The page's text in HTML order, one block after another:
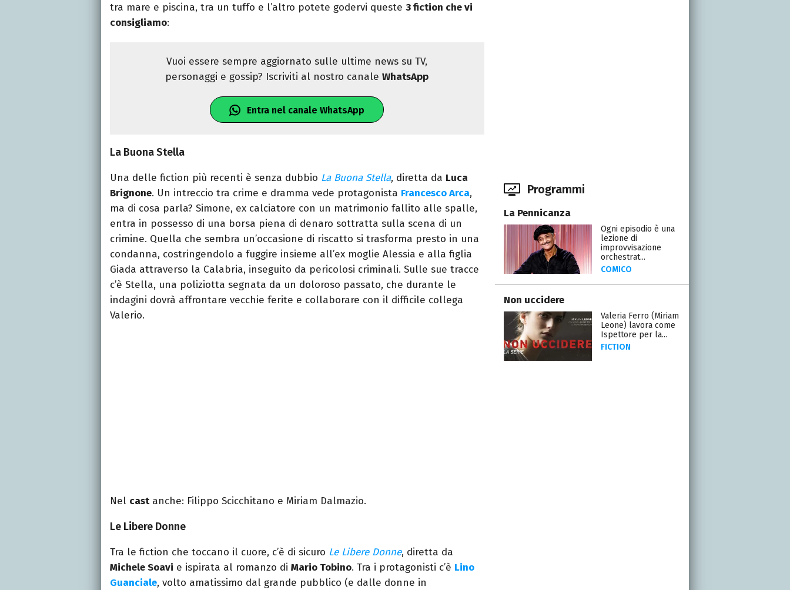
tra mare e piscina, tra un tuffo e l’altro potete godervi queste 3 fiction che vi
consigliamo:
Vuoi essere sempre aggiornato sulle ultime news su TV,
personaggi e gossip? Iscriviti al nostro canaleWhatsApp
Entra nel canale WhatsApp
La Buona Stella
Una delle fiction più recenti è senza dubbio La Buona Stella, diretta da Luca
Brignone. Un intreccio tra crime e dramma vede protagonista Francesco Arca,
ma di cosa parla? Simone, ex calciatore con un matrimonio fallito alle spalle,
entra in possesso di una borsa piena di denaro sottratta sulla scena di un
crimine. Quella che sembra un’occasione di riscatto si trasforma presto in una
condanna, costringendolo a fuggire insieme all’ex moglie Alessia e alla figlia
Giada attraverso la Calabria, inseguito da pericolosi criminali. Sulle sue tracce
c’è Stella, una poliziotta segnata da un doloroso passato, che durante le
indagini dovrà affrontare vecchie ferite e collaborare con il difficile collega
Valerio.
Nel castanche: Filippo Scicchitano e Miriam Dalmazio.
Le Libere Donne
Tra le fiction che toccano il cuore, c’è di sicuro Le Libere Donne, diretta da
Michele Soavi e ispirata al romanzo di Mario Tobino. Tra i protagonisti c’è Lino
Guanciale, volto amatissimo dal grande pubblico (e dalle donne in
Programmi
La Pennicanza
Ogni episodio è una
lezione di
improvvisazione
orchestrat...
COMICO
Non uccidere
Valeria Ferro (Miriam
Leone) lavora come
Ispettore per la...
FICTION